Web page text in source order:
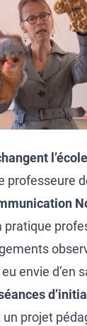
l’école
professeure
pratique
envie d’en
projet